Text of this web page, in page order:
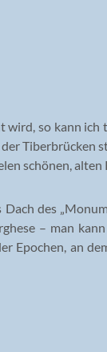
so kann
Tiberbrücken
schönen, alten
des
– man
Epochen, an